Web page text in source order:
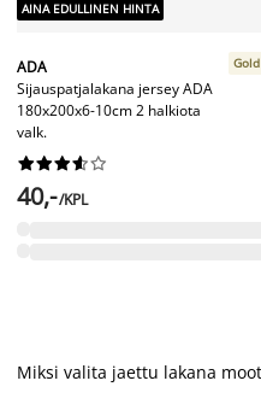
AINA EDULLINEN HINTA
ADA
Sijauspatjalakana jersey ADA
180x200x6-10cm 2 halkiota
valk.
Gold






40,-/KPL
Miksi valita jaettu lakana